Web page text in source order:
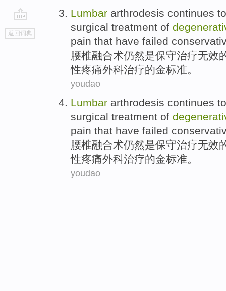
go
top
返回词典
Lumbar arthrodesis continues
surgical treatment of
pain that have failed
腰椎融合术仍然是保守治疗无效
性疼痛外科治疗的金标准 。
youdao
Lumbar arthrodesis continues
surgical treatment of
pain that have failed
腰椎融合术仍然是保守治疗无效
性疼痛外科治疗的金标准。
youdao